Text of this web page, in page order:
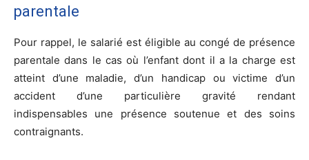
parentale
Pour rappel, le salarié est éligible au congé de présence
parentale dans le cas où l’enfant dont il a la charge est
atteint d’une maladie, d’un handicap ou victime d’un
accident d’une particulière gravité rendant
indispensables une présence soutenue et des soins
contraignants.